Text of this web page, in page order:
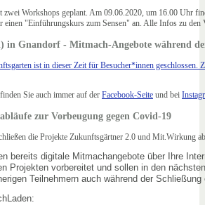
Workshops geplant. Am 09.06.2020, um 16.00 Uhr
"Einführungskurs zum Sensen" an. Alle Infos zu den
in Gnandorf - Mitmach-Angebote während
ist in dieser Zeit für Besucher*innen geschlossen.
Sie auch immer auf der Facebook-Seite und bei
zur Vorbeugung gegen Covid-19
die Projekte Zukunftsgärtner 2.0 und Mit.Wirkung
bereits digitale Mitmachangebote über Ihre
Projekten vorbereitet und sollen in den
Teilnehmern auch während der